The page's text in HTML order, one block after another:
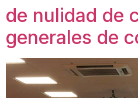
de nulidad de
generales de